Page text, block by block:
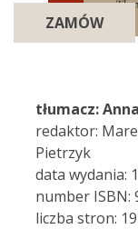
ZAMÓW
tłumacz:
redaktor:
Pietrzyk
data wydania:
number ISBN:
liczba stron: